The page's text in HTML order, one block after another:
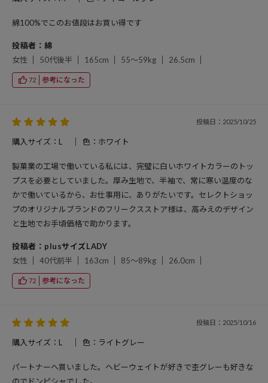
綿100%でこのお値段はお買い得です
投稿者：綿
女性
50代後半 165cm 55～59kg 26.5cm
72 参考になった
投稿日：2025/10/25
購入サイズ：L 色：ホワイト
製菓業の工場で働いている私には、完璧に白いホワイトカラーのトッ
プスを必要としていました。厚み生地で、半袖で、常に寒い温度のな
かで働いているから、お仕事用に、ありがたいです。セレクトショッ
プのオリジナルブランドのフリークスストア様は、高みえのデザイン
と生地でお手頃価格で助かります。
投稿者：plusサイズLADY
女性
40代前半 163cm 85～89kg 26.0cm
72 参考になった
投稿日：2025/10/16
購入サイズ：L 色：ライトグレー
パートナーへ買いました。ヘビーウェイトが好きで杢グレーも好きな